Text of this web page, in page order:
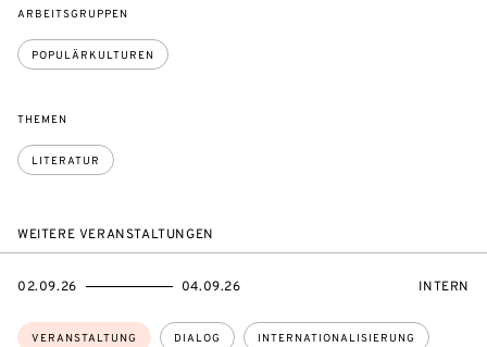
ARBEITSGRUPPEN
POPULÄRKULTUREN
THEMEN
LITERATUR
WEITERE VERANSTALTUNGEN
Themen:
VERANSTALTUNG DIALOG INTERNATIONALISIERUNG
EVENTBEGINSON
02.09.26
EVENTENDSON 04.09.26 INTERN